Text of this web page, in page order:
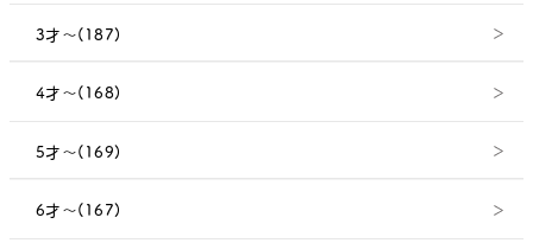
3才～(187)
4才～(168)
5才～(169)
6才～(167)